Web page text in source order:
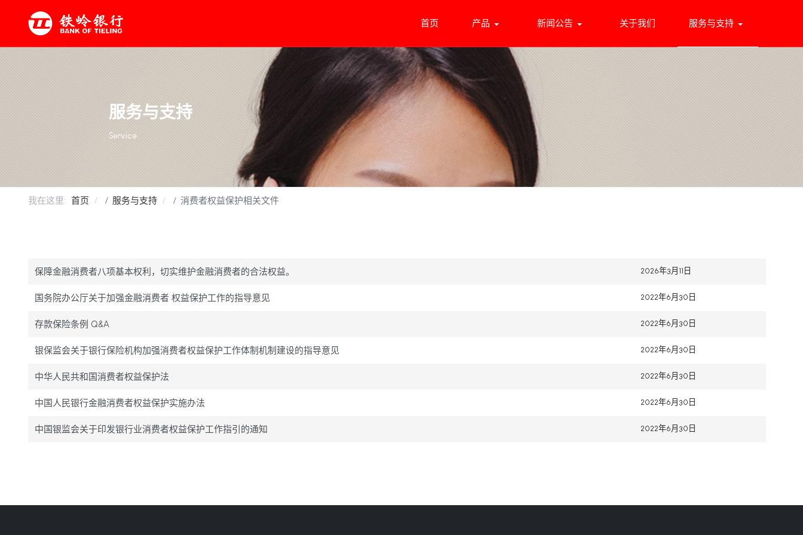
首页 产品 新闻公告 关于我们 服务与支持
服务与支持
Service
我在这里: 首页 服务与支持 消费者权益保护相关文件
保障金融消费者八项基本权利，切实维护金融消费者的合法权益。 2026年3月11日
国务院办公厅关于加强金融消费者 权益保护工作的指导意见 2022年6月30日
存款保险条例 Q&A 2022年6月30日
银保监会关于银行保险机构加强消费者权益保护工作体制机制建设的指导意见 2022年6月30日
中华人民共和国消费者权益保护法 2022年6月30日
中国人民银行金融消费者权益保护实施办法 2022年6月30日
中国银监会关于印发银行业消费者权益保护工作指引的通知 2022年6月30日